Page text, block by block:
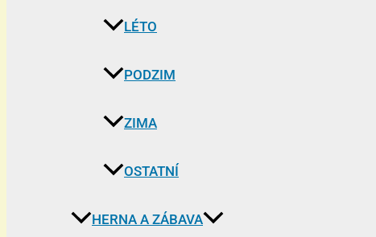
LÉTO
PODZIM
ZIMA
OSTATNÍ
HERNA A ZÁBAVA